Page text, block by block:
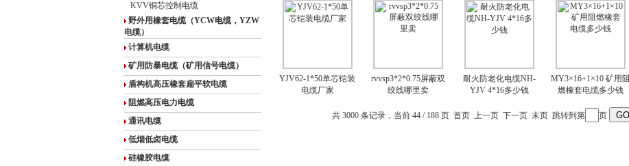
KVV铜芯控制电缆
野外用橡套电缆（YCW电缆，YZW
电缆）
计算机电缆
矿用防暴电缆（矿用信号电缆）
盾构机高压橡套扁平软电缆
阻燃高压电力电缆
通讯电缆
低烟低卤电缆
硅橡胶电缆
YJV62-1*50单芯铠装
电缆厂家
rvvsp3*2*0.75屏蔽双
绞线哪里卖
耐火防老化电缆NH-
YJV 4*16多少钱
MY3×16+1×10 矿用阻
燃橡套电缆多少钱
共 3000 条记录，当前 44 / 188 页 首页 上一页 下一页 末页跳转到第 页